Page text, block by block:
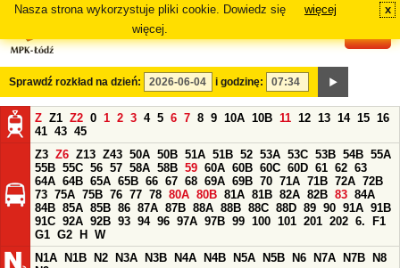
Nasza strona wykorzystuje pliki cookie. Dowiedz się
więcej.
więcej x
Sprawdź rozkład na dzień: i godzinę:
Z Z1 Z2 0 1 2 3 4 5 6 7 8 9 10A 10B 11 12 13 14 15 16
41 43 45
Z3 Z6 Z13 Z43 50A 50B 51A 51B 52 53A 53C 53B 54B 55A
55B 55C 56 57 58A 58B 59 60A 60B 60C 60D 61 62 63
64A 64B 65A 65B 66 67 68 69A 69B 70 71A 71B 72A 72B
73 75A 75B 76 77 78 80A 80B 81A 81B 82A 82B 83 84A
84B 85A 85B 86 87A 87B 88A 88B 88C 88D 89 90 91A 91B
91C 92A 92B 93 94 96 97A 97B 99 100 101 201 202 6.
F1
G1 G2 H
W
N1A
N1B N2 N3A N3B N4A N4B N5A N5B N6 N7A N7B
N8